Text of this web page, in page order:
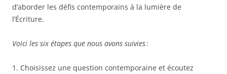
d’aborder les défis contemporains à la lumière de
l’Écriture.
Voici les six étapes que nous avons suivies :
1. Choisissez une question contemporaine et écoutez